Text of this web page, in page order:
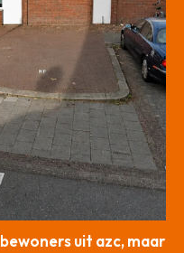
uit azc, maar